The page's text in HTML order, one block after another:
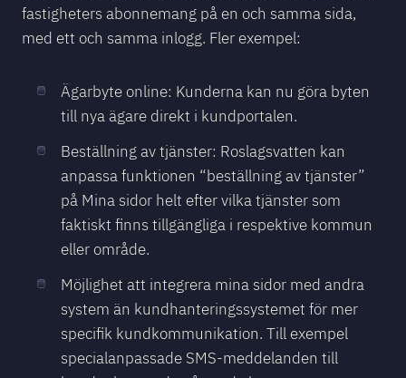
fastigheters abonnemang på en och samma sida,
med ett och samma inlogg. Fler exempel:
Ägarbyte online: Kunderna kan nu göra byten
till nya ägare direkt i kundportalen.
Beställning av tjänster: Roslagsvatten kan
anpassa funktionen “beställning av tjänster”
på Mina sidor helt efter vilka tjänster som
faktiskt finns tillgängliga i respektive kommun
eller område.
Möjlighet att integrera mina sidor med andra
system än kundhanteringssystemet för mer
specifik kundkommunikation. Till exempel
specialanpassade SMS-meddelanden till